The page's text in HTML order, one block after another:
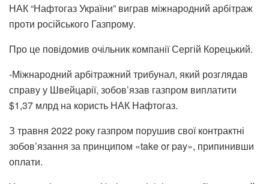
НАК “Нафтогаз України” виграв міжнародний арбітраж
проти російського Газпрому.
Про це повідомив очільник компанії Сергій Корецький.
-Міжнародний арбітражний трибунал, який розглядав
справу у Швейцарії, зобов’язав газпром виплатити
$1,37 млрд на користь НАК Нафтогаз.
З травня 2022 року газпром порушив свої контрактні
зобов’язання за принципом «take or pay», припинивши
оплати.